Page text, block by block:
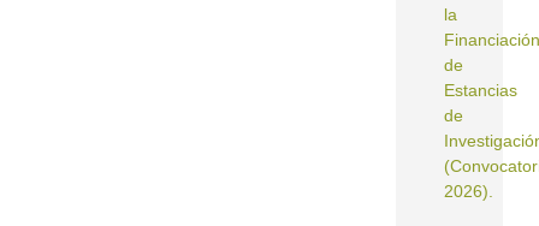
la
Financiación
de
Estancias
de
2026).